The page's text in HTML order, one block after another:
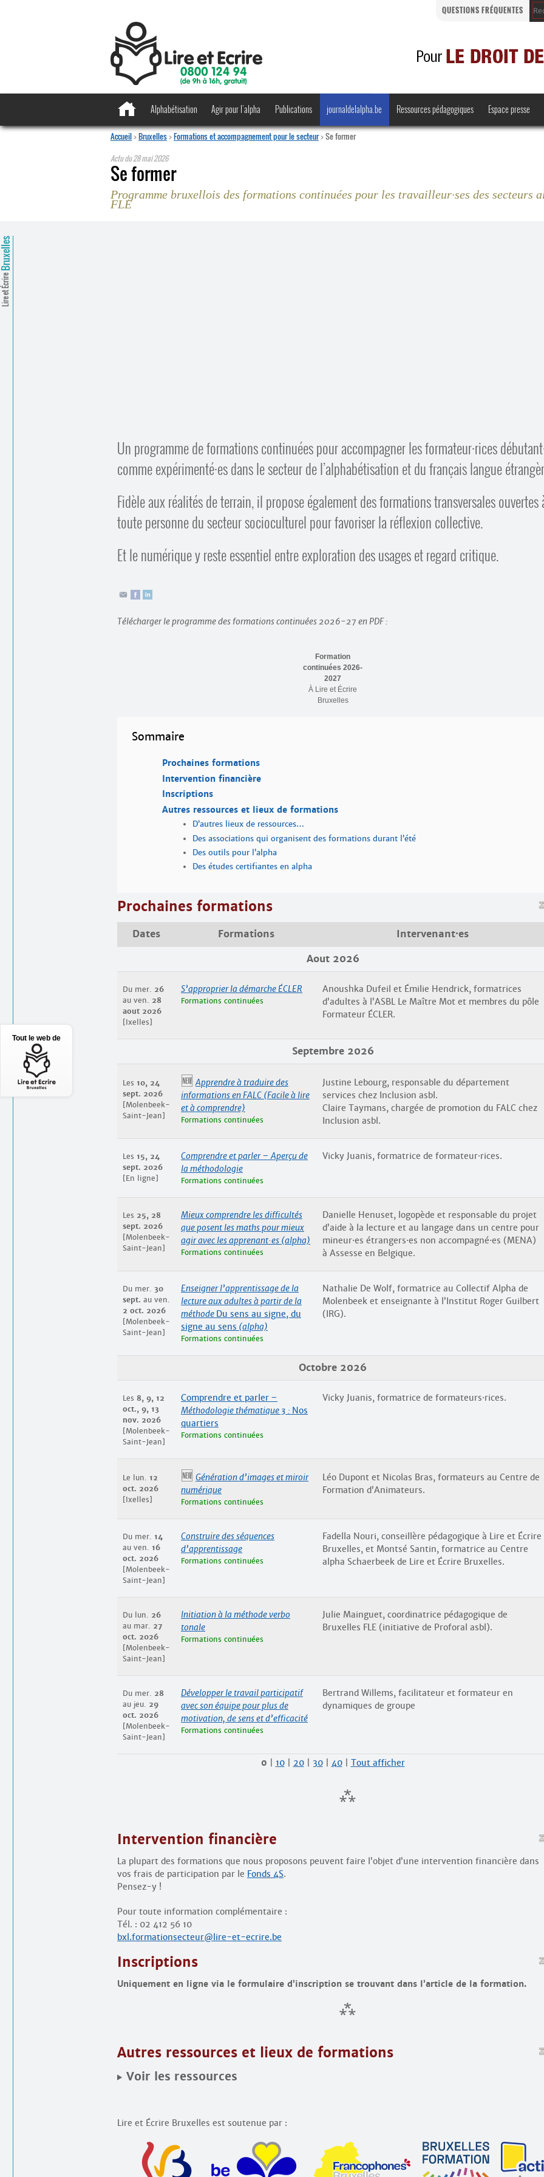
QUESTIONS FRÉQUENTES
Alphabétisation Agir pour l’alpha
Regards croisés
Publications journaldelalpha.be Ressources pédagogiques
Comprendre et parler
Espace presse
Accueil>Bruxelles>Formations et accompagnement pour le secteur>Se former
Actu du28 mai 2026
Se former
Programme bruxellois des formations continuées pour les travailleur·ses des secteurs
FLE
Lire et Écrire
Un programme de formations continuées pour accompagner les formateur·rices débutant
comme expérimenté·es dans le secteur de l’alphabétisation et du français langue
Fidèle aux réalités de terrain, il propose également des formations transversales ouvertes
toute personne du secteur socioculturel pour favoriser la réflexion collective.
Et le numérique y reste essentiel entre exploration des usages et regard critique.
Télécharger le programme des formations continuées 2026-27 en PDF :
Formation
continuées 2026-
2027
À Lire et Écrire
Bruxelles
Sommaire
Prochaines formations
Intervention financière
Inscriptions
Autres ressources et lieux de formations
D’autres lieux de ressources…
Des associations qui organisent des formations durant l’été
Des outils pour l’alpha
Des études certifiantes en alpha
Prochaines formations
Dates Formations Intervenant·es
Aout 2026
Du mer. 26
au ven. 28
aout 2026
[Ixelles]
S’approprier la démarche ÉCLER
Formations continuées
Anoushka Dufeil et Émilie Hendrick, formatrices
d’adultes à l’ASBL Le Maître Mot et membres du pôle
Formateur ÉCLER.
Septembre 2026
Les 10, 24
sept. 2026
[Molenbeek-
Saint-Jean]
🆕 Apprendre à traduire des
informations en FALC (Facile à lire
et à comprendre)
Formations continuées
Justine Lebourg, responsable du département
services chez Inclusion asbl.
Claire Taymans, chargée de promotion du FALC chez
Inclusion asbl.
Les 15, 24
sept. 2026
[En ligne]
Comprendre et parler – Aperçu de
la méthodologie
Formations continuées
Vicky Juanis, formatrice de formateur·rices.
Les 25, 28
sept. 2026
[Molenbeek-
Saint-Jean]
Mieux comprendre les difficultés
que posent les maths pour mieux
agir avec les apprenant·es (alpha)
Formations continuées
Danielle Henuset, logopède et responsable du projet
d’aide à la lecture et au langage dans un centre pour
mineur·es étrangers·es non accompagné·es (MENA)
à Assesse en Belgique.
Du mer. 30
sept. au ven.
2 oct. 2026
[Molenbeek-
Saint-Jean]
Enseigner l’apprentissage de la
lecture aux adultes à partir de la
méthode Du sens au signe, du
signe au sens (alpha)
Formations continuées
Nathalie De Wolf, formatrice au Collectif Alpha de
Molenbeek et enseignante à l’Institut Roger Guilbert
(IRG).
Octobre 2026
Les 8, 9, 12
oct., 9, 13
nov. 2026
[Molenbeek-
Saint-Jean]
Comprendre et parler –
Méthodologie thématique 3 : Nos
quartiers
Formations continuées
Vicky Juanis, formatrice de formateurs·rices.
Le lun. 12
oct. 2026
[Ixelles]
🆕 Génération d’images et miroir
numérique
Formations continuées
Léo Dupont et Nicolas Bras, formateurs au Centre de
Formation d’Animateurs.
Du mer. 14
au ven. 16
oct. 2026
[Molenbeek-
Saint-Jean]
Construire des séquences
d’apprentissage
Formations continuées
Fadella Nouri, conseillère pédagogique à Lire et Écrire
Bruxelles, et Montsé Santin, formatrice au Centre
alpha Schaerbeek de Lire et Écrire Bruxelles.
Du lun. 26
au mar. 27
oct. 2026
[Molenbeek-
Saint-Jean]
Initiation à la méthode verbo
tonale
Formations continuées
Julie Mainguet, coordinatrice pédagogique de
Bruxelles FLE (initiative de Proforal asbl).
Du mer. 28
au jeu. 29
oct. 2026
[Molenbeek-
Saint-Jean]
Développer le travail participatif
avec son équipe pour plus de
motivation, de sens et d’efficacité
Formations continuées
Bertrand Willems, facilitateur et formateur en
dynamiques de groupe
0 10| 20| 30| 40 Tout afficher
Intervention financière
La plupart des formations que nous proposons peuvent faire l’objet d’une intervention financière dans
vos frais de participation par le Fonds 4S.
Pensez-y !
Pour toute information complémentaire :
Tél. : 02 412 56 10
bxl.formationsecteur@lire-et-ecrire.be
Inscriptions
Uniquement en ligne via le formulaire d’inscription se trouvant dans l’article de la formation.
Autres ressources et lieux de formations
Voir les ressources
Lire et Écrire Bruxelles est soutenue par :
Tout le web de